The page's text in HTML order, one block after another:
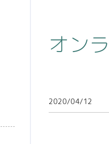
オン
2020/04/12